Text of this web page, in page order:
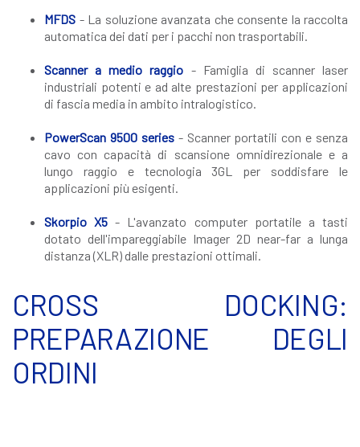
MFDS - La soluzione avanzata che consente la raccolta
automatica dei dati per i pacchi non trasportabili.
Scanner a medio raggio - Famiglia di scanner laser
industriali potenti e ad alte prestazioni per applicazioni
di fascia media in ambito intralogistico.
PowerScan 9500 series- Scanner portatili con e senza
cavo con capacità di scansione omnidirezionale e a
lungo raggio e tecnologia 3GL per soddisfare le
applicazioni più esigenti.
Skorpio X5 - L'avanzato computer portatile a tasti
dotato dell'impareggiabile Imager 2D near-far a lunga
distanza (XLR) dalle prestazioni ottimali.
CROSS DOCKING:
PREPARAZIONE DEGLI
ORDINI